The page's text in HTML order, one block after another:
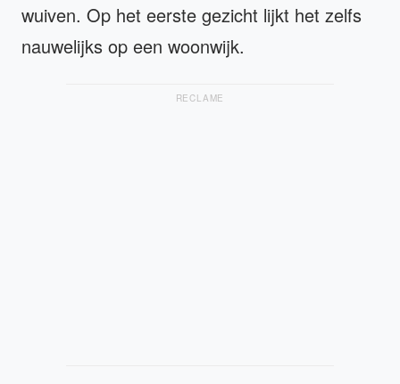
wuiven. Op het eerste gezicht lijkt het zelfs
nauwelijks op een woonwijk.
RECLAME